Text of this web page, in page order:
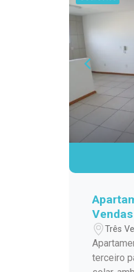
um lar
localizações
3
bem
Joaquim
investimento Imóveis
Três
terceiro